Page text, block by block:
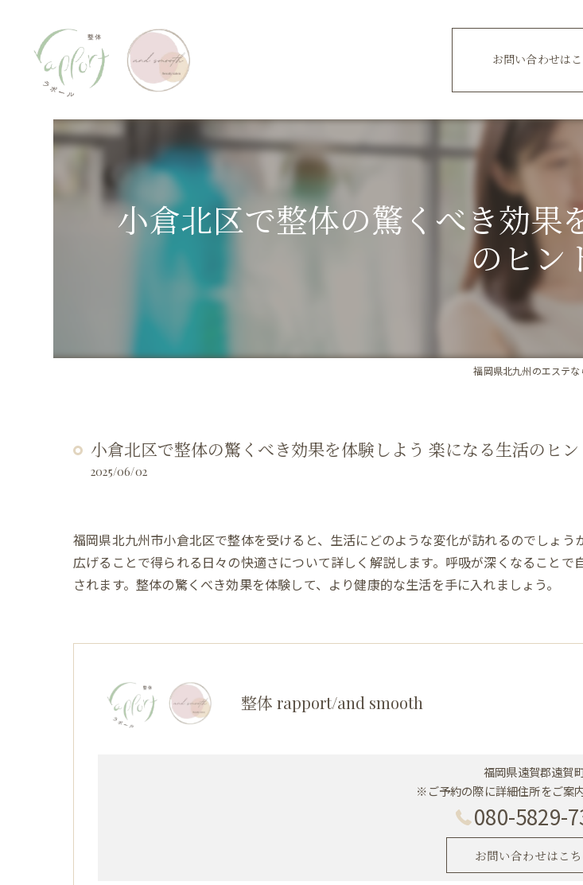
お問い合わせは
小倉北区で整体の驚くべき効果
のヒン
福岡県北九州のエステ
小倉北区で整体の驚くべき効果を体験しよう 楽になる生活のヒン
2025/06/02
福岡県北九州市小倉北区で整体を受けると、生活にどのような変化が訪れるのでしょ
広げることで得られる日々の快適さについて詳しく解説します。呼吸が深くなること
されます。整体の驚くべき効果を体験して、より健康的な生活を手に入れましょう。
整体 rapport/and smooth
福岡県遠賀郡遠賀
※ご予約の際に詳細住所をご案内
080-5829-
お問い合わせはこち